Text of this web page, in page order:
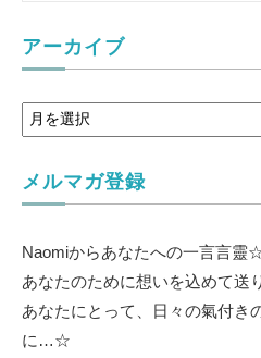
アーカイブ
メルマガ登録
Naomiからあなたへの一言言靈
あなたのために想いを込めて送
あなたにとって、日々の氣付き
に…☆